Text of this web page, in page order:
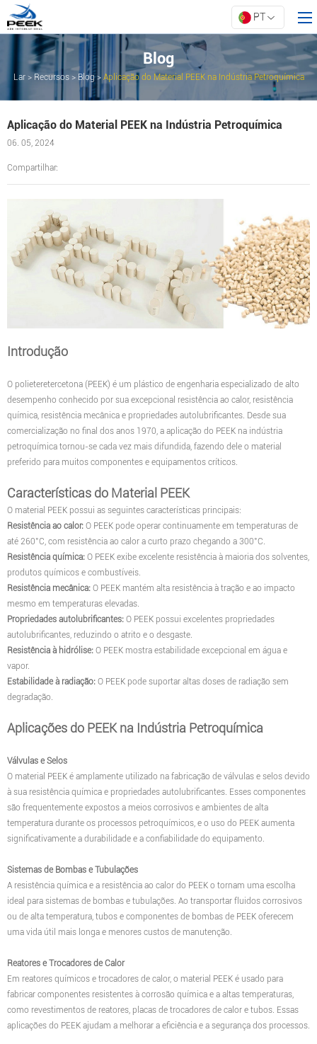
Sobre a ARK
PT
Blog
Lar > Recursos> Blog> Aplicação do Material PEEK na Indústria Petroquímica
Aplicação do Material PEEK na Indústria Petroquímica
06. 05, 2024
Compartilhar:
Introdução
O polieteretercetona (PEEK) é um plástico de engenharia especializado de alto
desempenho conhecido por sua excepcional resistência ao calor, resistência
química, resistência mecânica e propriedades autolubrificantes. Desde sua
comercialização no final dos anos 1970, a aplicação do PEEK na indústria
petroquímica tornou-se cada vez mais difundida, fazendo dele o material
preferido para muitos componentes e equipamentos críticos.
Características do Material PEEK
O material PEEK possui as seguintes características principais:
Resistência ao calor: O PEEK pode operar continuamente em temperaturas de
até 260°C, com resistência ao calor a curto prazo chegando a 300°C.
Resistência química: O PEEK exibe excelente resistência à maioria dos solventes,
produtos químicos e combustíveis.
Resistência mecânica: O PEEK mantém alta resistência à tração e ao impacto
mesmo em temperaturas elevadas.
Propriedades autolubrificantes: O PEEK possui excelentes propriedades
autolubrificantes, reduzindo o atrito e o desgaste.
Resistência à hidrólise: O PEEK mostra estabilidade excepcional em água e
vapor.
Estabilidade à radiação: O PEEK pode suportar altas doses de radiação sem
degradação.
Aplicações do PEEK na Indústria Petroquímica
Válvulas e Selos
O material PEEK é amplamente utilizado na fabricação de válvulas e selos devido
à sua resistência química e propriedades autolubrificantes. Esses componentes
são frequentemente expostos a meios corrosivos e ambientes de alta
temperatura durante os processos petroquímicos, e o uso do PEEK aumenta
significativamente a durabilidade e a confiabilidade do equipamento.
Sistemas de Bombas e Tubulações
A resistência química e a resistência ao calor do PEEK o tornam uma escolha
ideal para sistemas de bombas e tubulações. Ao transportar fluidos corrosivos
ou de alta temperatura, tubos e componentes de bombas de PEEK oferecem
uma vida útil mais longa e menores custos de manutenção.
Reatores e Trocadores de Calor
Em reatores químicos e trocadores de calor, o material PEEK é usado para
fabricar componentes resistentes à corrosão química e a altas temperaturas,
como revestimentos de reatores, placas de trocadores de calor e tubos. Essas
aplicações do PEEK ajudam a melhorar a eficiência e a segurança dos processos.